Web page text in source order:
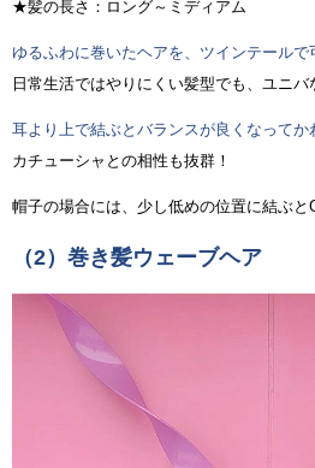
★髪の長さ：ロング～ミディアム
ゆるふわに巻いたヘアを、ツインテール
日常生活ではやりにくい髪型でも、ユニバ
耳より上で結ぶとバランスが良くなって
カチューシャとの相性も抜群！
帽子の場合には、少し低めの位置に結ぶ
（2）巻き髪ウェーブヘア